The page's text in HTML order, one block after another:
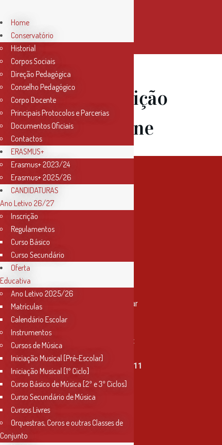
02 Mai
Audição
de Trombone
Contactos
Rua Miguel Bombarda, nº 4, 1º andar
2000-080 Santarém
info@conservatoriosantarem.pt
T. (+351) 915 335 478 / 913 890 411
Horário Secretaria
2ª, 3ª, 5ª e 6ª feira
4ª feira
Home
Conservatório
Historial
Corpos Sociais
Direção Pedagógica
Conselho Pedagógico
Corpo Docente
Principais Protocolos e Parcerias
Documentos Oficiais
Contactos
ERASMUS+
Erasmus+ 2023/24
Erasmus+ 2025/26
CANDIDATURAS
Ano Letivo 26/27
Inscrição
Regulamentos
Curso Básico
Curso Secundário
Oferta
Educativa
Ano Letivo 2025/26
Matrículas
Calendário Escolar
Instrumentos
Cursos de Música
Iniciação Musical [Pré-Escolar]
Iniciação Musical [1º Ciclo]
Curso Básico de Música [2º e 3º Ciclos]
Curso Secundário de Música
Cursos Livres
Orquestras, Coros e outras Classes de
Conjunto